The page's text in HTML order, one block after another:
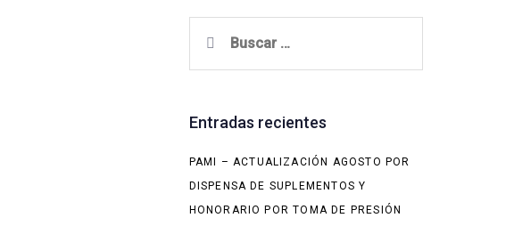
Entradas recientes
PAMI – ACTUALIZACIÓN AGOSTO POR
DISPENSA DE SUPLEMENTOS Y
HONORARIO POR TOMA DE PRESIÓN